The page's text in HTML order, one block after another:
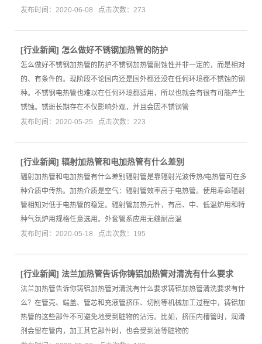
发布时间：2020-06-08 点击次数：273
[行业新闻] 怎么做好不锈钢加热管的防护
怎么做好不锈钢加热管的防护不锈钢加热管耐蚀性并非一定的，而是相对
的、有条件的。现阶段不论国内还是国外都还没在任何环境都不锈蚀的钢
种。不锈钢电热管也难以在任何环境都适用，所以也就会有很有可能产生
锈蚀。锈斑长期存在不仅影响外观，并且会因不锈钢管
发布时间：2020-05-25 点击次数：223
[行业新闻] 辐射加热管和电加热管有什么差别
辐射加热管和电加热管有什么差别辐射管是靠辐射光波传热/电热管可在多
种介质中传热。加热介质是空气：辐射管效率高于电热管。使用寿命辐射
管相知对低于电热管的稳定。辐射管加热元件，有高、中、低温炉用和特
种气氛炉用规格任意选用。外套管系应用无缝耐高温
发布时间：2020-05-18 点击次数：195
[行业新闻] 法兰加热管告诉你铸铝加热管对清洗有什么要求
法兰加热管告诉你铸铝加热管对清洗有什么要求铸铝加热管清洗要求有什
么？在管壳、端盖、管芯和充液管挤压、切削等机械加工过程中，铸铝加
热管的这些部件不可避免地受到脏物的沾污。比如，挤压内槽管时，润滑
剂会留在管内，加工其它部件时，也会受到油等脏物的